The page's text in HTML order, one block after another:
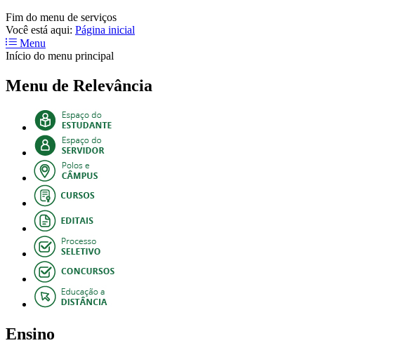
Fim do menu de serviços
Você está aqui: Página inicial
Menu
Início do menu principal
Menu de Relevância
Ensino